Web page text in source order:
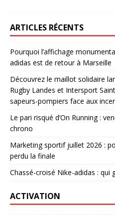
ARTICLES RÉCENTS
Pourquoi l’affichage
adidas est de retour à Marseille
Découvrez le maillot solidaire
Rugby Landes et Intersport
sapeurs-pompiers face aux
Le pari risqué d’On Running :
chrono
Marketing sportif juillet 2026 :
perdu la finale
Chassé-croisé Nike-adidas : qui
ACTIVATION